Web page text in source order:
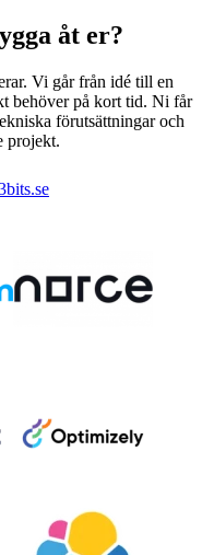
åt er?
Vi går från idé till en
behöver på kort tid. Ni får
förutsättningar och
projekt.